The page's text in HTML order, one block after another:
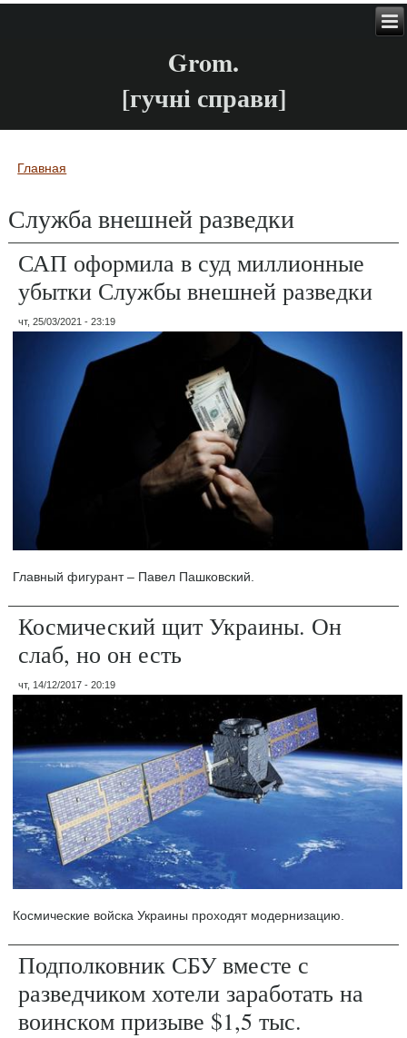
Grom.
[гучні справи]
Вы здесь
Главная
Служба внешней разведки
САП оформила в суд миллионные
убытки Службы внешней разведки
чт, 25/03/2021 - 23:19
Главный фигурант – Павел Пашковский.
Космический щит Украины. Он
слаб, но он есть
чт, 14/12/2017 - 20:19
Космические войска Украины проходят модернизацию.
Подполковник СБУ вместе с
разведчиком хотели заработать на
воинском призыве $1,5 тыс.